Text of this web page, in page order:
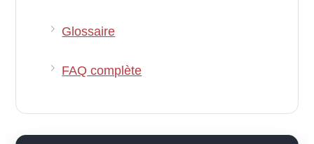
Glossaire
FAQ complète